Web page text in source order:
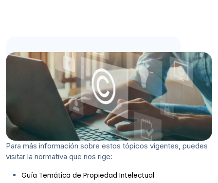
Para más información sobre estos tópicos vigentes, puedes
visitar la normativa que nos rige:
Guía Temática de Propiedad Intelectual